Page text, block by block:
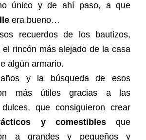
único y de ahí paso, a que
era bueno…
recuerdos de los bautizos,
el rincón más alejado de la casa
algún armario.
y la búsqueda de esos
más útiles gracias a las
que consiguieron crear
y comestiblesque
a grandes y pequeños y